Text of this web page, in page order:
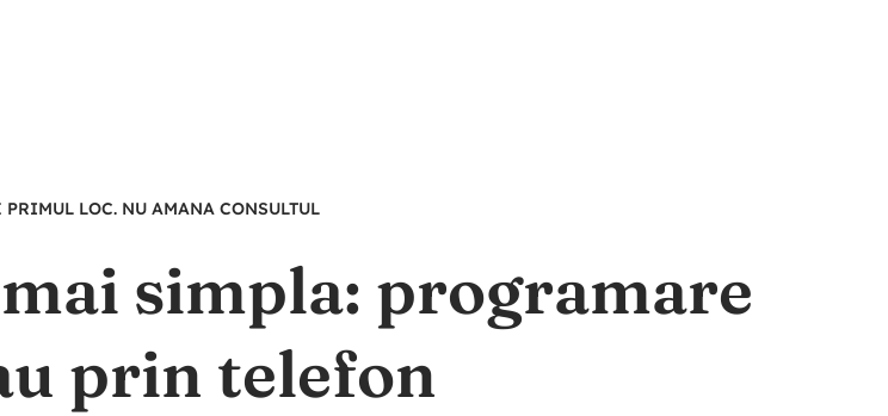
PRIMUL LOC. NU AMANA CONSULTUL
simpla: programare
prin telefon